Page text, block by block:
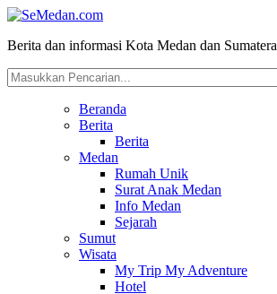
Berita dan informasi Kota Medan dan Sumatera
Beranda
Berita
Berita
Medan
Rumah Unik
Surat Anak Medan
Info Medan
Sejarah
Sumut
Wisata
My Trip My Adventure
Hotel